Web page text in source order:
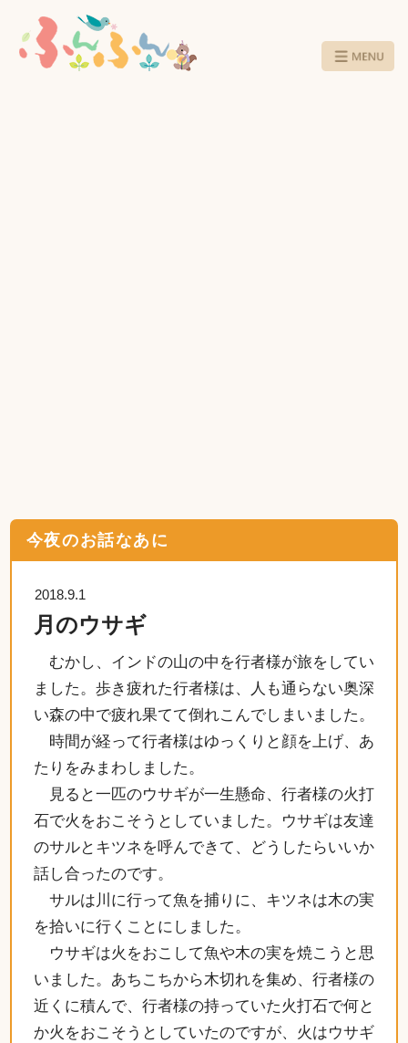
今夜のお話なあに
2018.9.1
月のウサギ
むかし、インドの山の中を行者様が旅をしてい
ました。歩き疲れた行者様は、人も通らない奥深
い森の中で疲れ果てて倒れこんでしまいました。
時間が経って行者様はゆっくりと顔を上げ、あ
たりをみまわしました。
見ると一匹のウサギが一生懸命、行者様の火打
石で火をおこそうとしていました。ウサギは友達
のサルとキツネを呼んできて、どうしたらいいか
話し合ったのです。
サルは川に行って魚を捕りに、キツネは木の実
を拾いに行くことにしました。
ウサギは火をおこして魚や木の実を焼こうと思
いました。あちこちから木切れを集め、行者様の
近くに積んで、行者様の持っていた火打石で何と
か火をおこそうとしていたのですが、火はウサギ